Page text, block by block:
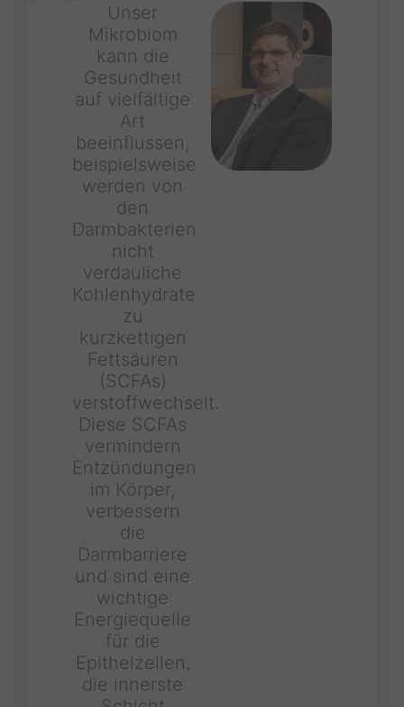
Unser
Mikrobiom
kann die
Gesundheit
auf vielfältige
Art
beeinflussen,
beispielsweise
werden von
den
Darmbakterien
nicht
verdauliche
Kohlenhydrate
zu
kurzkettigen
Fettsäuren
(SCFAs)
verstoffwechselt.
Diese SCFAs
vermindern
Entzündungen
im Körper,
verbessern
die
Darmbarriere
und sind eine
wichtige
Energiequelle
für die
Epithelzellen,
die innerste